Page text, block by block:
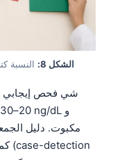
الشكل 8:
النسبة
شي فحص إيجابي